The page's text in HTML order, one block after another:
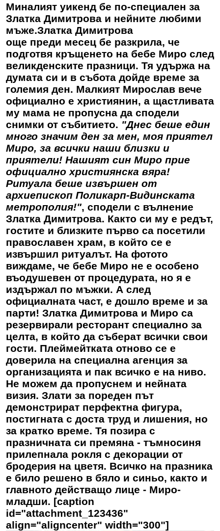
Миналият уикенд бе по-специален за
Златка Димитрова и нейните любими
мъже.Златка Димитрова
още преди месец бе разкрила, че
подготвя кръщенето на бебе Миро след
великденските празници. Тя удържа на
думата си и в събота дойде време за
големия ден. Малкият Мирослав вече
официално е християнин, а щастливата
му мама не пропусна да сподели
снимки от събитието. "Днес беше един
много значим ден за мен, моя приятел
Миро, за всички наши близки и
приятели! Нашият син Миро прие
официално християнска вяра!
Ритуала беше извършен от
архиепископ Поликарп-Видинската
метрополия!", сподели с вълнение
Златка Димитрова. Както си му е редът,
гостите и близките първо са посетили
православен храм, в който се е
извършил ритуалът. На фотото
виждаме, че бебе Миро не е особено
въодушевен от процедурата, но я е
издържал по мъжки. А след
официалната част, е дошло време и за
парти! Златка Димитрова и Миро са
резервирали ресторант специално за
целта, в който да съберат всички свои
гости. Плеймейтката отново се е
доверила на специална агенция за
организацията и пак всичко е на ниво.
Не можем да пропуснем и нейната
визия. Злати за пореден път
демонстрират перфектна фигура,
постигната с доста труд и лишения, но
за кратко време. Тя позира с
празничната си премяна - тъмносиня
прилепнала рокля с декорации от
бродерия на цветя. Всичко на празника
е било решено в бяло и синьо, както и
главното действащо лице - Миро-
младши. [caption
id="attachment_123436"
align="aligncenter" width="300"]